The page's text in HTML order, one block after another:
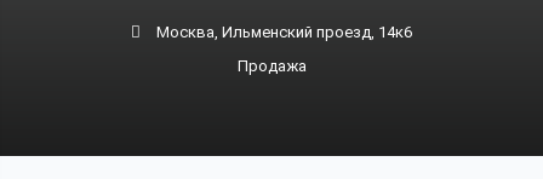
Москва, Ильменский проезд, 14к6
Продажа